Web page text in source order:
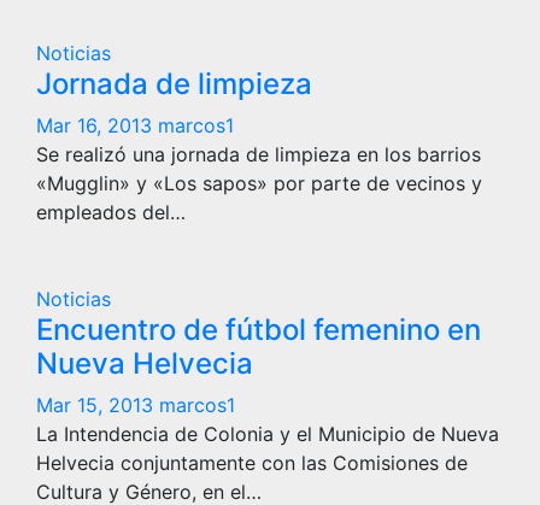
Noticias
Jornada de limpieza
Mar 16, 2013 marcos1
Se realizó una jornada de limpieza en los barrios
«Mugglin» y «Los sapos» por parte de vecinos y
empleados del…
Noticias
Encuentro de fútbol femenino en
Nueva Helvecia
Mar 15, 2013 marcos1
La Intendencia de Colonia y el Municipio de Nueva
Helvecia conjuntamente con las Comisiones de
Cultura y Género, en el…